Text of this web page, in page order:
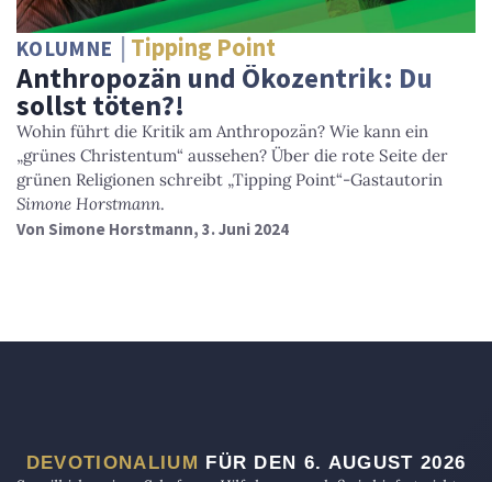
KOLUMNE Tipping Point
Anthropozän und Ökozentrik: Du
sollst töten?!
Wohin führt die Kritik am Anthropozän? Wie kann ein
„grünes Christentum“ aussehen? Über die rote Seite der
grünen Religionen schreibt „Tipping Point“-Gastautorin
Simone Horstmann.
Von Simone Horstmann, 3. Juni 2024
DEVOTIONALIUM FÜR DEN 6. AUGUST 2026